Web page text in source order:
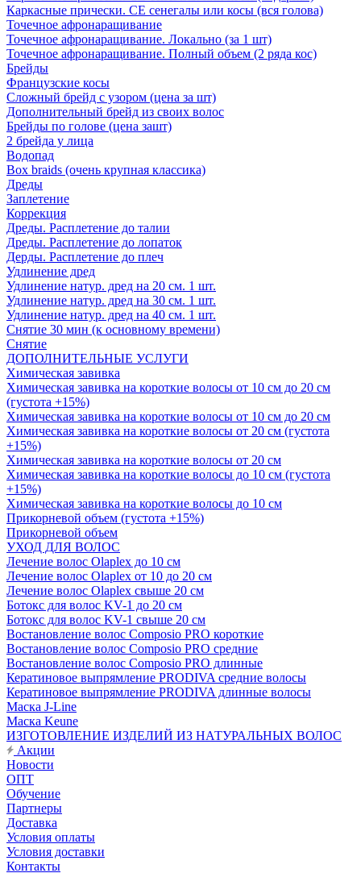
Каркасные прически. СЕ сенегалы или косы (вся голова)
Точечное афронаращивание
Точечное афронаращивание. Локально (за 1 шт)
Точечное афронаращивание. Полный объем (2 ряда кос)
Брейды
Французские косы
Сложный брейд с узором (цена за шт)
Дополнительный брейд из своих волос
Брейды по голове (цена зашт)
2 брейда у лица
Водопад
Box braids (очень крупная классика)
Дреды
Заплетение
Коррекция
Дреды. Расплетение до талии
Дреды. Расплетение до лопаток
Дерды. Расплетение до плеч
Удлинение дред
Удлинение натур. дред на 20 см. 1 шт.
Удлинение натур. дред на 30 см. 1 шт.
Удлинение натур. дред на 40 см. 1 шт.
Снятие 30 мин (к основному времени)
Снятие
ДОПОЛНИТЕЛЬНЫЕ УСЛУГИ
Химическая завивка
Химическая завивка на короткие волосы от 10 см до 20 см
(густота +15%)
Химическая завивка на короткие волосы от 10 см до 20 см
Химическая завивка на короткие волосы от 20 см (густота
+15%)
Химическая завивка на короткие волосы от 20 см
Химическая завивка на короткие волосы до 10 см (густота
+15%)
Химическая завивка на короткие волосы до 10 см
Прикорневой объем (густота +15%)
Прикорневой объем
УХОД ДЛЯ ВОЛОС
Лечение волос Olapleх до 10 см
Лечение волос Olapleх от 10 до 20 см
Лечение волос Olapleх свыше 20 см
Ботокс для волос KV-1 до 20 см
Ботокс для волос KV-1 свыше 20 см
Востановление волос Composio PRO короткие
Востановление волос Composio PRO средние
Востановление волос Composio PRO длинные
Кератиновое выпрямление PRODIVA средние волосы
Кератиновое выпрямление PRODIVA длинные волосы
Маска J-Line
Маска Keune
ИЗГОТОВЛЕНИЕ ИЗДЕЛИЙ ИЗ НАТУРАЛЬНЫХ ВОЛОС
Акции
Новости
ОПТ
Обучение
Партнеры
Доставка
Условия оплаты
Условия доставки
Контакты